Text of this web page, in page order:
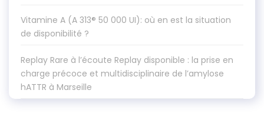
Vitamine A (A 313® 50 000 UI): où en est la situation
de disponibilité ?
Replay Rare à l’écoute Replay disponible : la prise en
charge précoce et multidisciplinaire de l’amylose
hATTR à Marseille